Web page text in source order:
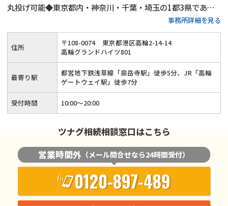
丸投げ可能◆東京都内・神奈川・千葉・埼玉の1都3県であれ
ば無料出張相談◆相続人調査代行／相続財産調査代行／遺産分
割協議書作成支援・相続人間連絡調整／銀行口座の解約、名義
変更代行◆相続手続きを一括しておまかせください
事務所詳細を見る
住所 〒108-0074
東京都港区高輪2-14-14
高輪グランドハイツ801
最寄り駅
都営地下鉄浅草線「泉岳寺駅」徒歩5分、JR「高輪
ゲートウェイ駅」徒歩7分
受付時間 10:00～20:00
ツナグ相続相談窓口はこちら
営業時間外 （メール問合せなら24時間受付）
0120-897-489